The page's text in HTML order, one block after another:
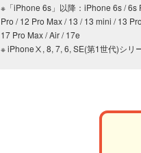
※「iPhone 6s」以降：iPhone 6s / 6s
Pro / 12 Pro Max / 13 / 13 mini / 13
17 Pro Max / Air / 17e
※ iPhoneⅩ, 8, 7, 6, SE(第1世代)シリ